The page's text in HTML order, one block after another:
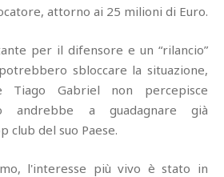
attorno ai 25 milioni di Euro.
per il difensore e un “rilancio”
sbloccare la situazione,
Gabriel non percepisce
andrebbe a guadagnare già
club del suo Paese.
l'interesse più vivo è stato in